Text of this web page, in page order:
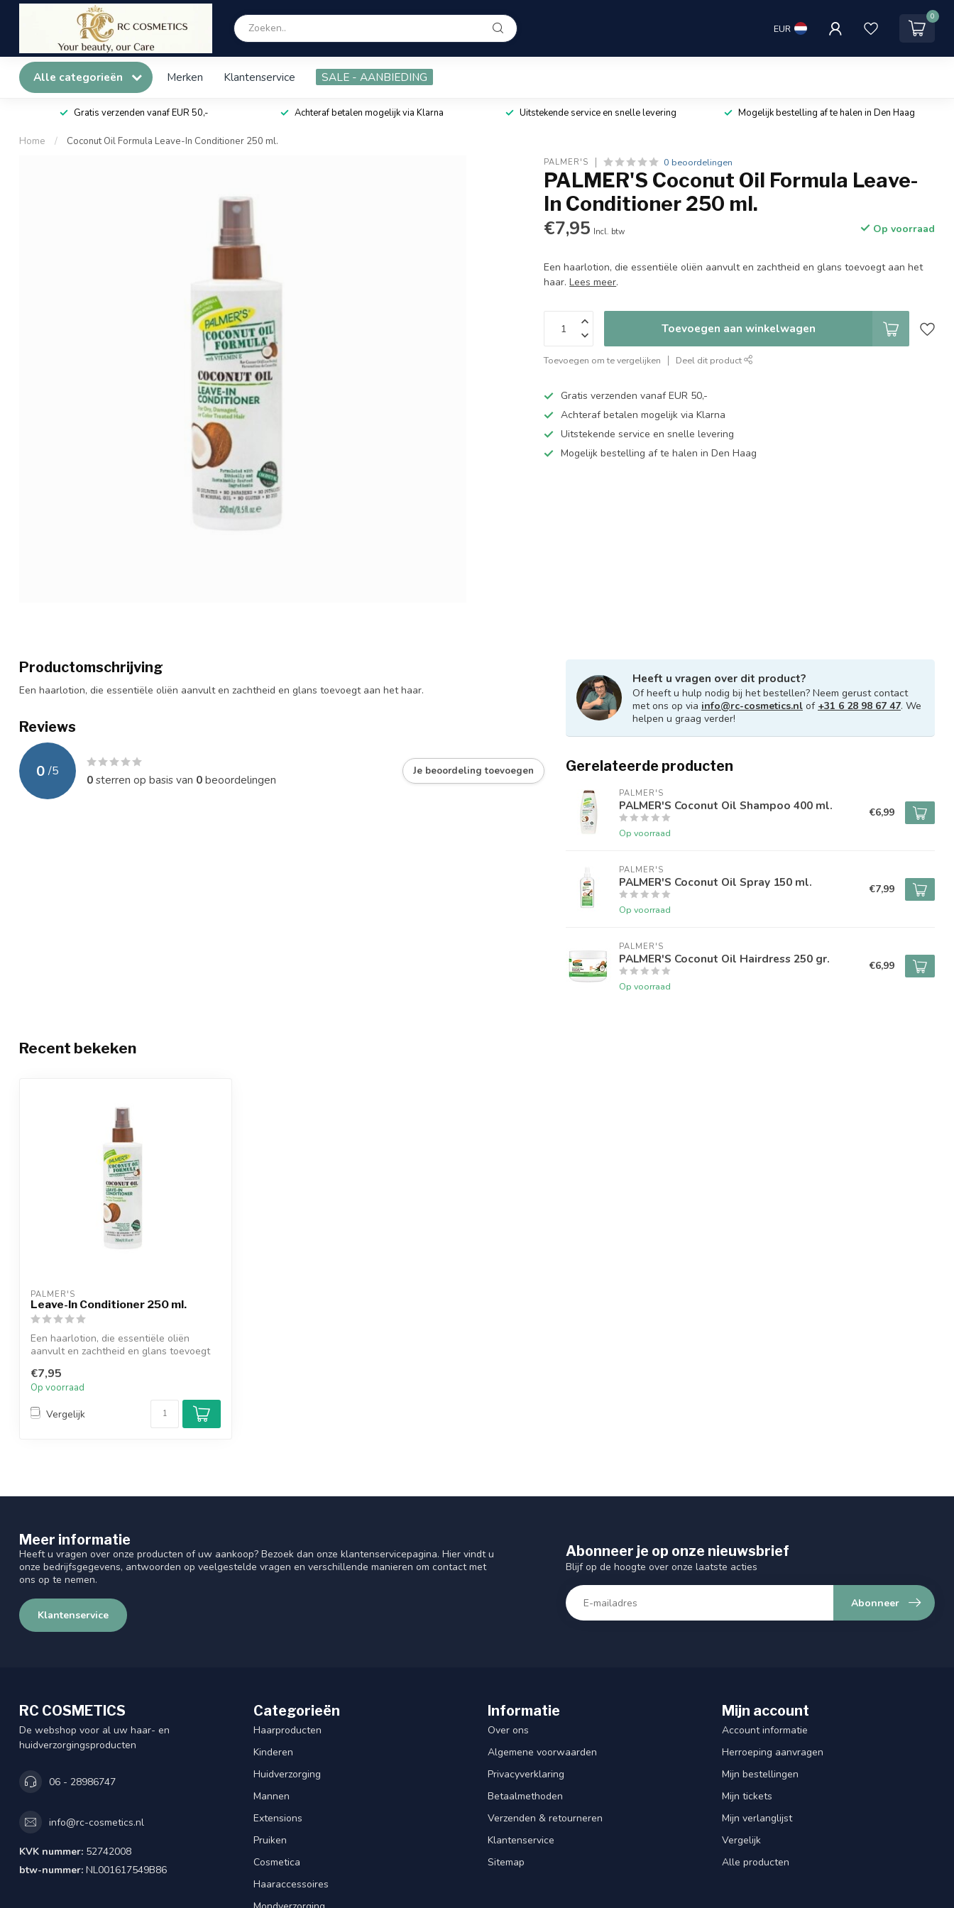
EUR
0
Alle categorieën Merken Klantenservice SALE - AANBIEDING
Gratis verzenden vanaf EUR 50,- Achteraf betalen mogelijk via Klarna Uitstekende service en snelle levering Mogelijk bestelling af te halen in Den Haag
Home / Coconut Oil Formula Leave-In Conditioner 250 ml.
PALMER'S 0 beoordelingen
PALMER'S Coconut Oil Formula Leave-
In Conditioner 250 ml.
€7,95 Incl. btw Op voorraad
Een haarlotion, die essentiële oliën aanvult en zachtheid en glans toevoegt aan het
haar.Lees meer.
Toevoegen aan winkelwagen
Toevoegen om te vergelijken Deel dit product
Gratis verzenden vanaf EUR 50,-
Achteraf betalen mogelijk via Klarna
Uitstekende service en snelle levering
Mogelijk bestelling af te halen in Den Haag
Productomschrijving
Een haarlotion, die essentiële oliën aanvult en zachtheid en glans toevoegt aan het haar.
Reviews
0 /5
0sterren op basis van 0beoordelingen
Je beoordeling toevoegen
Heeft u vragen over dit product?
Of heeft u hulp nodig bij het bestellen? Neem gerust contact
met ons op via info@rc-cosmetics.nl of +31 6 28 98 67 47. We
helpen u graag verder!
Gerelateerde producten
PALMER'S
PALMER'S Coconut Oil Shampoo 400 ml.
Op voorraad
€6,99
PALMER'S
PALMER'S Coconut Oil Spray 150 ml.
Op voorraad
€7,99
PALMER'S
PALMER'S Coconut Oil Hairdress 250 gr.
Op voorraad
€6,99
Recent bekeken
PALMER'S
Leave-In Conditioner 250 ml.
Een haarlotion, die essentiële oliën
aanvult en zachtheid en glans toevoegt
€7,95
Op voorraad
Vergelijk
Meer informatie
Heeft u vragen over onze producten of uw aankoop? Bezoek dan onze klantenservicepagina. Hier vindt u
onze bedrijfsgegevens, antwoorden op veelgestelde vragen en verschillende manieren om contact met
ons op te nemen.
Klantenservice
Abonneer je op onze nieuwsbrief
Blijf op de hoogte over onze laatste acties
Abonneer
RC COSMETICS
De webshop voor al uw haar- en
huidverzorgingsproducten
06 - 28986747
info@rc-cosmetics.nl
KVK nummer: 52742008
btw-nummer: NL001617549B86
Categorieën
Haarproducten
Kinderen
Huidverzorging
Mannen
Extensions
Pruiken
Cosmetica
Haaraccessoires
Informatie
Over ons
Algemene voorwaarden
Privacyverklaring
Betaalmethoden
Verzenden & retourneren
Klantenservice
Sitemap
Mijn account
Account informatie
Herroeping aanvragen
Mijn bestellingen
Mijn tickets
Mijn verlanglijst
Vergelijk
Alle producten